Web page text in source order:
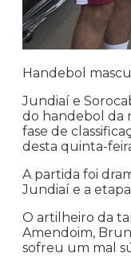
Handebol
Jundiaí e
do handebol da
fase de
desta quinta-
A partida foi
Jundiaí e a
O artilheiro da
Amendoim,
sofreu um mal